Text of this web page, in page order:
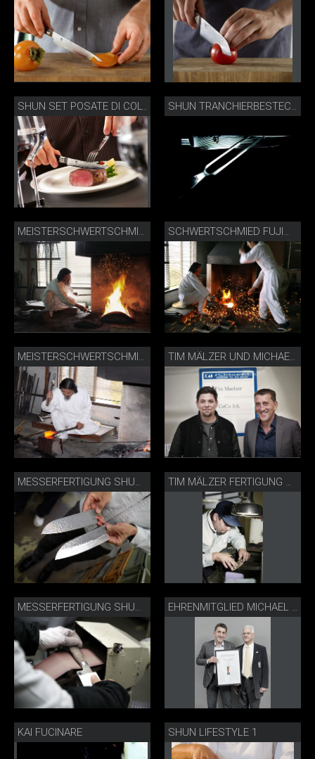
SHUN SET POSATE DI COLTELLI DA BISTECCA DMS-0907 SHUN TRANCHIERBESTECK DMS-200
MEISTERSCHWERTSCHMIED FUJIWARA KANEFUSA SCHWERTSCHMIED FUJIWARA KANEFUSA
MEISTERSCHWERTSCHMIED FUJIWARA KANEFUSA TIM MÄLZER UND MICHAEL BACH BEI KAI
MESSERFERTIGUNG SHUN PREMIER MESSER TIM MÄLZER FERTIGUNG SHUN PREMIER MESSER
MESSERFERTIGUNG SHUN PREMIER MESSER EHRENMITGLIED MICHAEL BACH MIT PETER WALLISER VOM KOCHVERBAND
KAI FUCINARE SHUN LIFESTYLE 1